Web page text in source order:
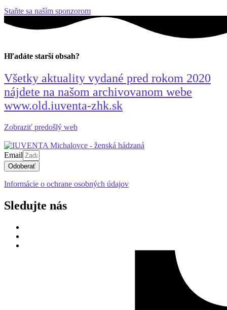
Staňte sa naším sponzorom
Hľadáte starší obsah?
Všetky aktuality vydané pred rokom 2020
nájdete na našom archivovanom webe
www.old.iuventa-zhk.sk
Zobraziť predošlý web
Email
Odoberať
Informácie o ochrane osobných údajov
Sledujte nás